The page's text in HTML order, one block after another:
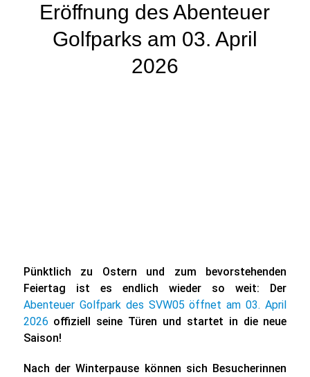
Eröffnung des Abenteuer
Golfparks am 03. April
2026
Pünktlich zu Ostern und zum bevorstehenden
Feiertag ist es endlich wieder so weit: Der
Abenteuer Golfparkdes SVW05 öffnet am 03. April
2026 offiziell seine Türen und startet in die neue
Saison!
Nach der Winterpause können sich Besucherinnen